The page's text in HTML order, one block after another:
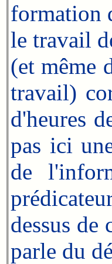
formation
le travail
(et même
travail)
d'heures
pas ici
de
dessus de
parle du